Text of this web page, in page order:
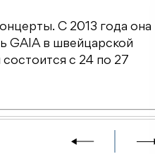
С 2013 года она
GAIA в швейцарской
с 24 по 27